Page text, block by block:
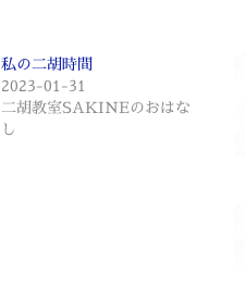
私の二胡時間
2023-01-31
二胡教室SAKINEのおはな
し